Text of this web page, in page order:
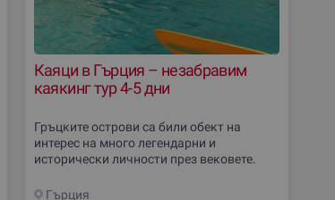
Каяци в Гърция – незабравим
каякинг тур 4-5 дни
Гръцките острови са били обект на
интерес на много легендарни и
исторически личности през вековете.
обиколиш красивите гръцки острови с
Гърция